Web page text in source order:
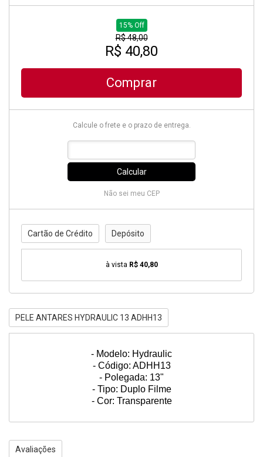
15% Off
R$ 48,00
R$ 40,80
Comprar
Calcule o frete e o prazo de entrega.
Calcular
Não sei meu CEP
Cartão de Crédito Depósito
à vista R$ 40,80
PELE ANTARES HYDRAULIC 13 ADHH13
- Modelo: Hydraulic
- Código: ADHH13
- Polegada: 13"
- Tipo: Duplo Filme
- Cor: Transparente
Avaliações